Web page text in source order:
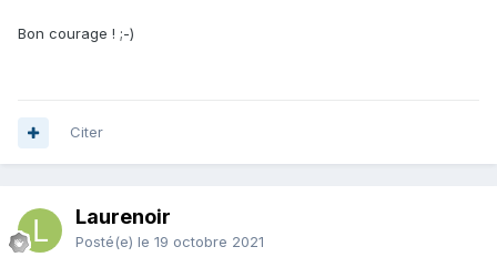
Bon courage ! ;-)
Citer
Laurenoir
Posté(e) le 19 octobre 2021